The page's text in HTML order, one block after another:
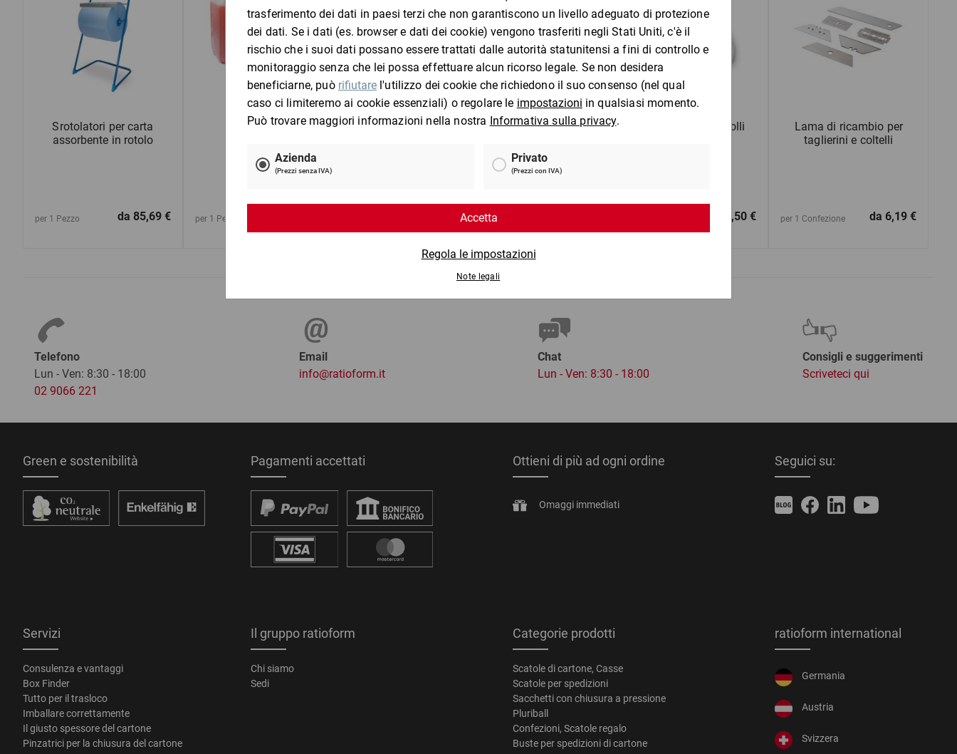
Srotolatori per carta
assorbente in rotolo
per 1 Pezzo da 85,69 €
Sapone
per 1 Pezzo
Taglierino per cartone 2 in
per 1 Confezione
Pesalettere e pesacolli
160,50 €
Lama di ricambio per
taglierini e coltelli
per 1 Confezione da 6,19 €
Telefono
Lun - Ven: 8:30 - 18:00
02 9066 221
Email
info@ratioform.it
Chat
Lun - Ven: 8:30 - 18:00
Consigli e suggerimenti
Scriveteci qui
Green e sostenibilità Pagamenti accettati Ottieni di più ad ogni ordine
Omaggi immediati
Seguici su:
Servizi
Consulenza e vantaggi
Box Finder
Tutto per il trasloco
Imballare correttamente
Il giusto spessore del cartone
Pinzatrici per la chiusura del cartone
Il gruppo ratioform
Chi siamo
Sedi
Categorie prodotti
Scatole di cartone, Casse
Scatole per spedizioni
Sacchetti con chiusura a pressione
Pluriball
Confezioni, Scatole regalo
Buste per spedizioni di cartone
ratioform international
Germania
Austria
Svizzera